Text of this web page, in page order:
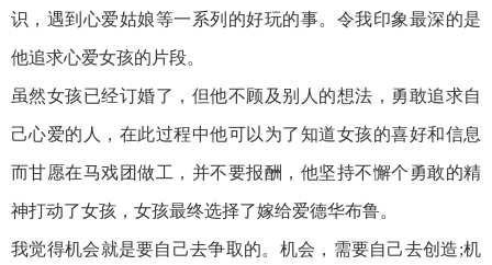
识，遇到心爱姑娘等一系列的好玩的事。令我印象最深的是
他追求心爱女孩的片段。
虽然女孩已经订婚了，但他不顾及别人的想法，勇敢追求自
己心爱的人，在此过程中他可以为了知道女孩的喜好和信息
而甘愿在马戏团做工，并不要报酬，他坚持不懈个勇敢的精
神打动了女孩，女孩最终选择了嫁给爱德华布鲁。
我觉得机会就是要自己去争取的。机会，需要自己去创造;机